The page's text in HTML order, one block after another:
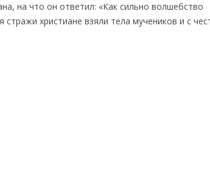
на что он ответил: «Как сильно волшебство
христиане взяли тела мучеников и с